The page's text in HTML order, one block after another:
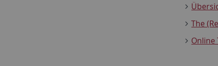
The
Online